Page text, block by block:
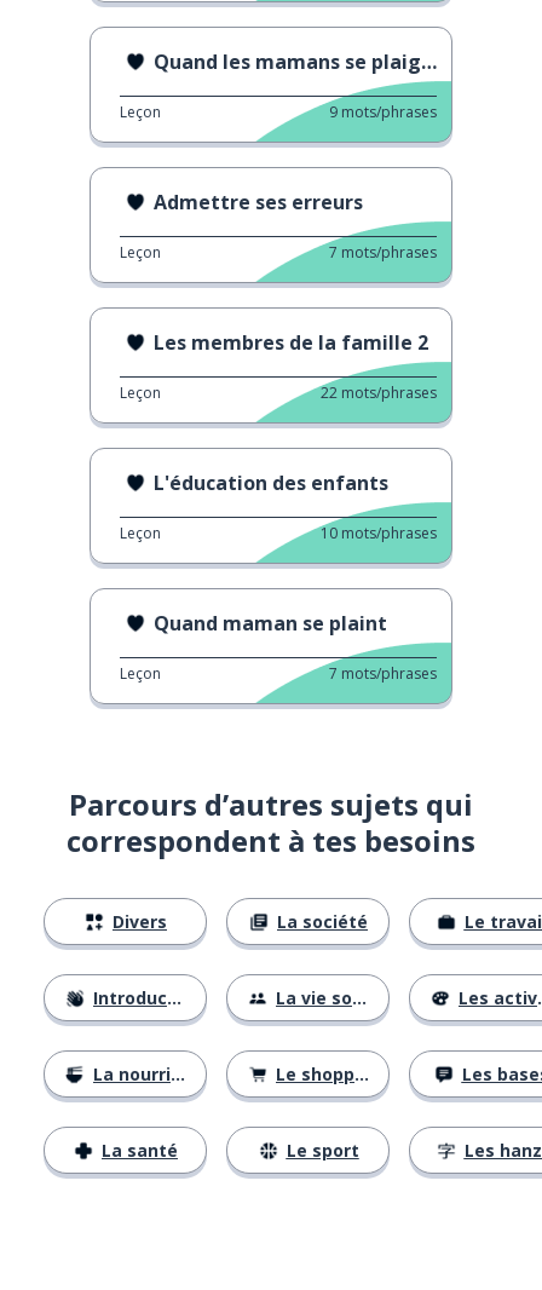
Quand les mamans se plaignent
Leçon 9 mots/phrases
Admettre ses erreurs
Leçon 7 mots/phrases
Les membres de la famille 2
Leçon 22 mots/phrases
L'éducation des enfants
Leçon 10 mots/phrases
Quand maman se plaint
Leçon 7 mots/phrases
Parcours d’autres sujets qui
correspondent à tes besoins
Divers
Introductions
La nourriture
La santé
La société
La vie sociale
Le shopping
Le sport
Le
Les activités
Les
Les